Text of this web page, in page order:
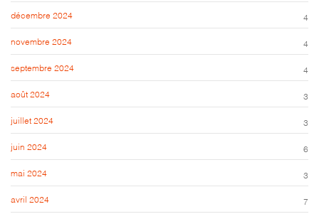
décembre 2024 4
novembre 2024 4
septembre 2024 4
août 2024 3
juillet 2024 3
juin 2024 6
mai 2024 3
avril 2024 7